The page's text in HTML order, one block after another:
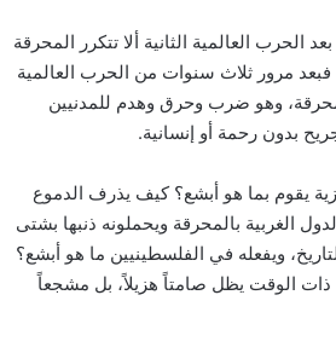
العالمية الثانية ألا تتكرر المحرقة
فبعد مرور ثلاث سنوات من الحرب العالمية
سنة أعادت ما هو أبشع من المحرقة، وهو ضرب وحرق وهدم للمدنيين
يقوم بما هو أبشع؟ كيف يذرف الدموع
الغربية بالمحرقة ويحملونه ذنبها بشتى
ويفعله في الفلسطينيين ما هو أبشع؟
ذات الوقت يظل صامتاً هزيلاً، بل مشجعاً